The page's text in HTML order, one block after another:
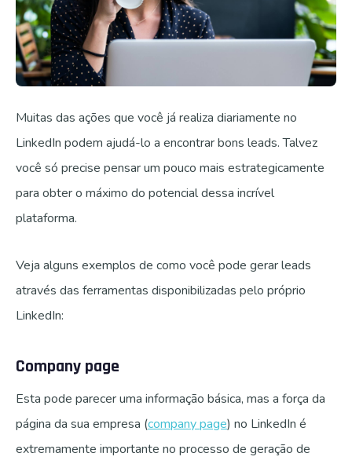
Muitas das ações que você já realiza diariamente no
LinkedIn podem ajudá-lo a encontrar bons leads. Talvez
você só precise pensar um pouco mais estrategicamente
para obter o máximo do potencial dessa incrível
plataforma.
Veja alguns exemplos de como você pode gerar leads
através das ferramentas disponibilizadas pelo próprio
LinkedIn:
Company page
Esta pode parecer uma informação básica, mas a força da
página da sua empresa (company page) no LinkedIn é
extremamente importante no processo de geração de